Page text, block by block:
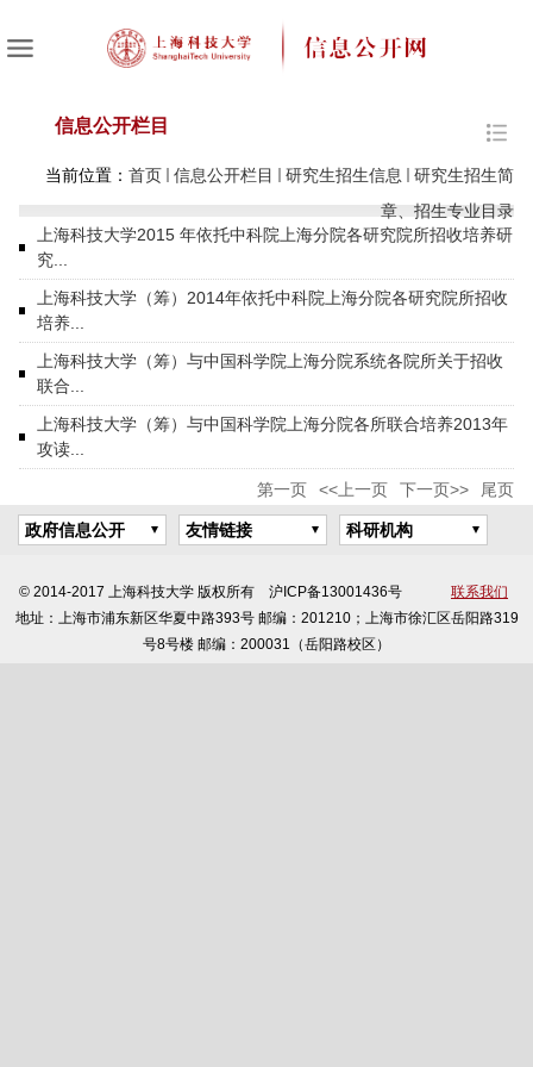
信息公开栏目
当前位置： 首页 信息公开栏目 研究生招生信息
研究生招生简
章、招生专业目录
上海科技大学2015 年依托中科院上海分院各研究院所招收培养研
究...
上海科技大学（筹）2014年依托中科院上海分院各研究院所招收
培养...
上海科技大学（筹）与中国科学院上海分院系统各院所关于招收
联合...
上海科技大学（筹）与中国科学院上海分院各所联合培养2013年
攻读...
第一页 <<上一页 下一页>> 尾页
政府信息公开 友情链接 科研机构
© 2014-2017 上海科技大学 版权所有 沪ICP备13001436号
联系我们
地址：上海市浦东新区华夏中路393号 邮编：201210；上海市徐汇区岳阳路319
号8号楼 邮编：200031（岳阳路校区）